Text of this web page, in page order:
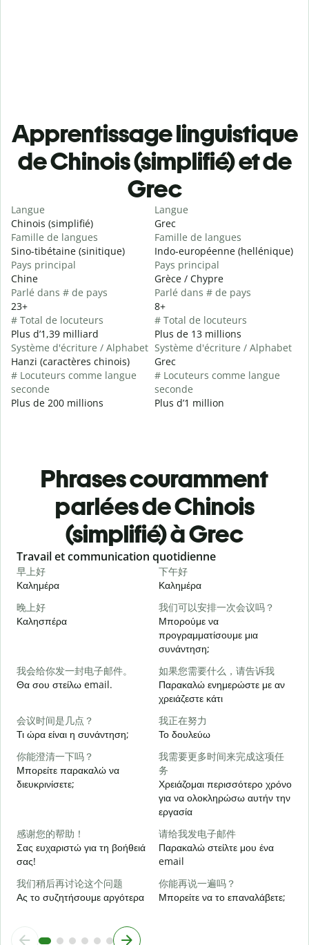
Apprentissage linguistique
de Chinois (simplifié) et de
Grec
Langue
Chinois (simplifié)
Famille de langues
Sino-tibétaine (sinitique)
Pays principal
Chine
Parlé dans # de pays
23+
# Total de locuteurs
Plus d’1,39 milliard
Système d'écriture / Alphabet
Hanzi (caractères chinois)
# Locuteurs comme langue
seconde
Plus de 200 millions
Langue
Grec
Famille de langues
Indo-européenne (hellénique)
Pays principal
Grèce / Chypre
Parlé dans # de pays
8+
# Total de locuteurs
Plus de 13 millions
Système d'écriture / Alphabet
Grec
# Locuteurs comme langue
seconde
Plus d’1 million
Phrases couramment
parlées de Chinois
(simplifié) à Grec
Slide 1 of 6
Travail et communication quotidienne
早上好
Καλημέρα
下午好
Καλημέρα
晚上好
Καλησπέρα
我们可以安排一次会议吗？
Μπορούμε να
προγραμματίσουμε μια
συνάντηση;
我会给你发一封电子邮件。
Θα σου στείλω email.
如果您需要什么，请告诉我
Παρακαλώ ενημερώστε με αν
χρειάζεστε κάτι
会议时间是几点？
Τι ώρα είναι η συνάντηση;
我正在努力
Το δουλεύω
你能澄清一下吗？
Μπορείτε παρακαλώ να
διευκρινίσετε;
我需要更多时间来完成这项任
务
Χρειάζομαι περισσότερο χρόνο
για να ολοκληρώσω αυτήν την
εργασία
感谢您的帮助！
Σας ευχαριστώ για τη βοήθειά
σας!
请给我发电子邮件
Παρακαλώ στείλτε μου ένα
email
我们稍后再讨论这个问题
Ας το συζητήσουμε αργότερα
你能再说一遍吗？
Μπορείτε να το επαναλάβετε;